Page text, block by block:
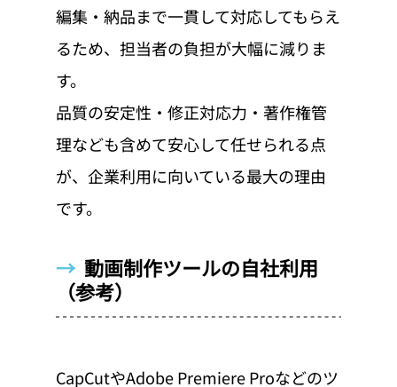
編集・納品まで一貫して対応してもらえ
るため、担当者の負担が大幅に減りま
す。
品質の安定性・修正対応力・著作権管
理なども含めて安心して任せられる点
が、企業利用に向いている最大の理由
です。
→ 動画制作ツールの自社利用
（参考）
CapCutやAdobe Premiere Proなどのツ